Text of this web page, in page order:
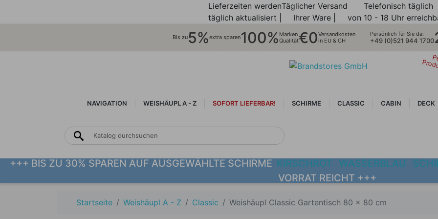
Lieferzeiten werden
täglich aktualisiert |
Täglicher Versand
Ihrer Ware |
Telefonisch täglich
von 10 - 18 Uhr
Bis zu5%extra sparen100% Marken
Qualität€0Versandkosten
in EU & CH
Persönlich für Sie da:
+49 (0)521 944 1700
NAVIGATION WEISHÄUPL A - Z SOFORT LIEFERBAR! SCHIRME CLASSIC CABIN DECK
+++ BIS ZU 30% SPAREN AUF AUSGEWÄHLTE SCHIRME KIRSCHROT WASSERBLAU
VORRAT REICHT +++
Startseite Weishäupl A - Z Classic Weishäupl Classic Gartentisch 80 x 80 cm